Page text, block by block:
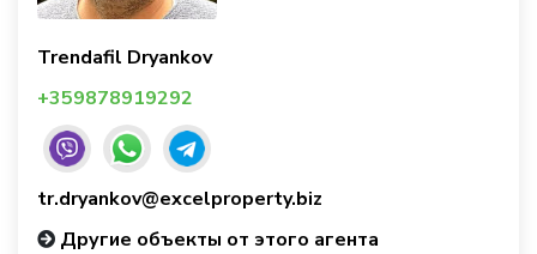
Trendafil Dryankov
+359878919292
tr.dryankov@excelproperty.biz
Другие объекты от этого агента